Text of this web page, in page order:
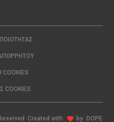
COOKIES
COOKIES
Created with by DOPE